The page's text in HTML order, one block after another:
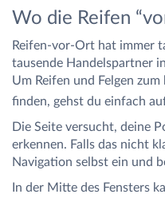
Wo die Reifen
Reifen-vor-Ort hat immer
tausende Handelspartner
Um Reifen und Felgen
finden, gehst du einfach
Die Seite versucht, deine
erkennen. Falls das nicht
Navigation selbst ein und
In der Mitte des Fensters